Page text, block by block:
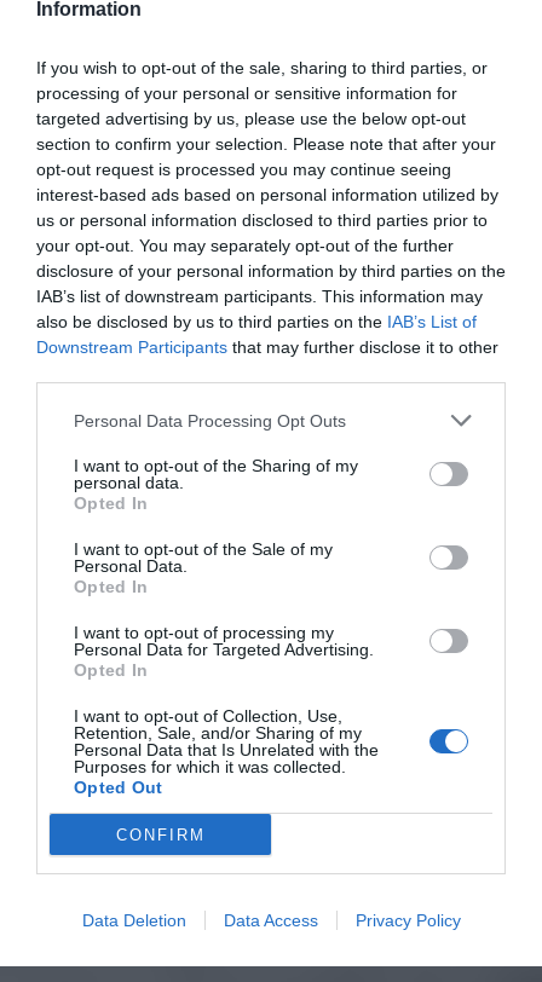
Information
If you wish to opt-out of the sale, sharing to third parties, or
processing of your personal or sensitive information for
targeted advertising by us, please use the below opt-out
section to confirm your selection. Please note that after your
opt-out request is processed you may continue seeing
interest-based ads based on personal information utilized by
us or personal information disclosed to third parties prior to
your opt-out. You may separately opt-out of the further
disclosure of your personal information by third parties on the
IAB’s list of downstream participants. This information may
also be disclosed by us to third parties on the IAB’s List of
Downstream Participants that may further disclose it to other
Personal Data Processing Opt Outs
I want to opt-out of the Sharing of my
personal data.
Opted In
I want to opt-out of the Sale of my
Personal Data.
Opted In
I want to opt-out of processing my
Personal Data for Targeted Advertising.
Opted In
I want to opt-out of Collection, Use,
Retention, Sale, and/or Sharing of my
Personal Data that Is Unrelated with the
Purposes for which it was collected.
Opted Out
CONFIRM
Data Deletion Data Access Privacy Policy